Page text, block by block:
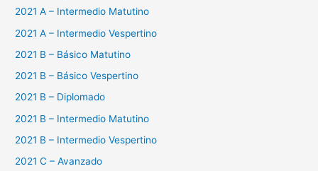
2021 A – Intermedio Matutino
2021 A – Intermedio Vespertino
2021 B – Básico Matutino
2021 B – Básico Vespertino
2021 B – Diplomado
2021 B – Intermedio Matutino
2021 B – Intermedio Vespertino
2021 C – Avanzado